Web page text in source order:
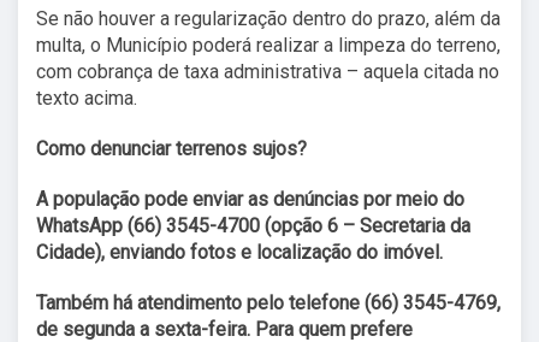
Se não houver a regularização dentro do prazo, além da
multa, o Município poderá realizar a limpeza do terreno,
com cobrança de taxa administrativa – aquela citada no
texto acima.
Como denunciar terrenos sujos?
A população pode enviar as denúncias por meio do
WhatsApp (66) 3545-4700 (opção 6 – Secretaria da
Cidade), enviando fotos e localização do imóvel.
Também há atendimento pelo telefone (66) 3545-4769,
de segunda a sexta-feira. Para quem prefere